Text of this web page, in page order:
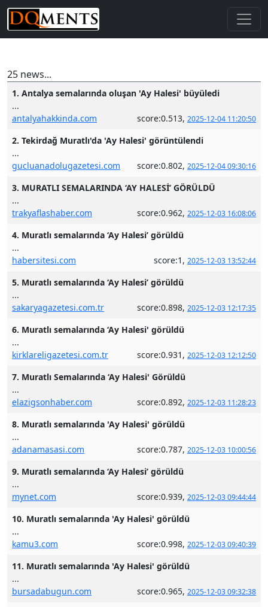
25 news...
1. Antalya semalarında oluşan 'Ay Halesi' büyüledi
...
antalyahakkinda.com
score:0.513, 2025-12-04 11:20:50
2. Tekirdağ Muratlı'da 'Ay Halesi' görüntülendi
...
gucluanadolugazetesi.com
score:0.802, 2025-12-04 09:30:16
3. MURATLI SEMALARINDA ‘AY HALESİ’ GÖRÜLDÜ
...
trakyaflashaber.com
score:0.962, 2025-12-03 16:08:06
4. Muratlı semalarında ‘Ay Halesi’ görüldü
...
habersitesi.com
score:1, 2025-12-03 13:52:44
5. Muratlı semalarında ‘Ay Halesi’ görüldü
...
sakaryagazetesi.com.tr
score:0.898, 2025-12-03 12:17:35
6. Muratlı semalarında ‘Ay Halesi' görüldü
...
kirklareligazetesi.com.tr
score:0.931, 2025-12-03 12:12:50
7. Muratlı Semalarında ‘Ay Halesi' Görüldü
...
elazigsonhaber.com
score:0.892, 2025-12-03 11:28:23
8. Muratlı semalarında 'Ay Halesi' görüldü
...
adanamasasi.com
score:0.787, 2025-12-03 10:00:56
9. Muratlı semalarında ‘Ay Halesi’ görüldü
...
mynet.com
score:0.939, 2025-12-03 09:44:44
10. Muratlı semalarında 'Ay Halesi' görüldü
...
kamu3.com
score:0.998, 2025-12-03 09:40:39
11. Muratlı semalarında 'Ay Halesi' görüldü
...
bursadabugun.com
score:0.965, 2025-12-03 09:32:38